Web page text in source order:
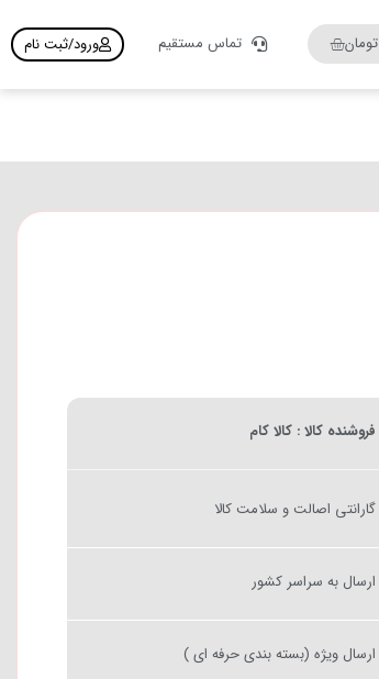
تومان تماس مستقیم ورود/ثبت نام
فروشنده کالا : کالا کام
گارانتی اصالت و سلامت کالا
ارسال به سراسر کشور
ارسال ویژه (بسته بندی حرفه ای )